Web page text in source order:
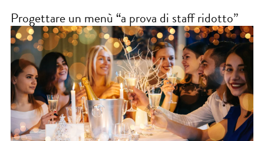
Progettare un menù “a prova di staff ridotto”